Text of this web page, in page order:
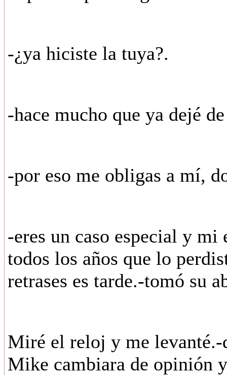
-¿ya hiciste la tuya?.
-hace mucho que ya dejé
-por eso me obligas a mí,
-eres un caso especial y
todos los años que lo
retrases es tarde.-tomó su
Miré el reloj y me levanté.-
Mike cambiara de opinión